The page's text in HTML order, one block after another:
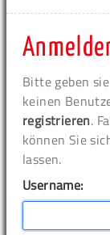
Bitte geben
keinen
registrieren.
können Sie
lassen.
Username: